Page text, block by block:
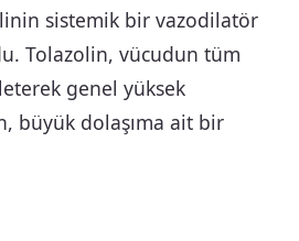
sistemik bir vazodilatör
Tolazolin, vücudun tüm
genel yüksek
büyük dolaşıma ait bir